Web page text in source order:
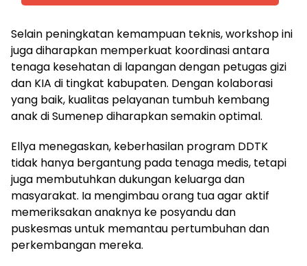
Selain peningkatan kemampuan teknis, workshop ini
juga diharapkan memperkuat koordinasi antara
tenaga kesehatan di lapangan dengan petugas gizi
dan KIA di tingkat kabupaten. Dengan kolaborasi
yang baik, kualitas pelayanan tumbuh kembang
anak di Sumenep diharapkan semakin optimal.
Ellya menegaskan, keberhasilan program DDTK
tidak hanya bergantung pada tenaga medis, tetapi
juga membutuhkan dukungan keluarga dan
masyarakat. Ia mengimbau orang tua agar aktif
memeriksakan anaknya ke posyandu dan
puskesmas untuk memantau pertumbuhan dan
perkembangan mereka.